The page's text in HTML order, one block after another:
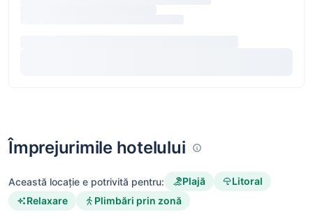
Împrejurimile hotelului
Această locație e potrivită pentru: Plajă
Litoral
Relaxare
Plimbări prin zonă